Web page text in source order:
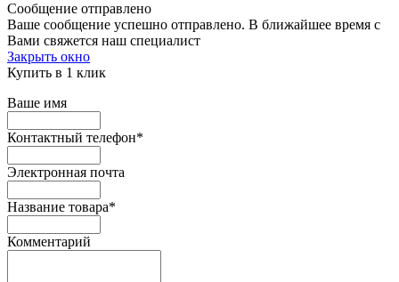
Сообщение отправлено
Ваше сообщение успешно отправлено. В ближайшее время с
Вами свяжется наш специалист
Закрыть окно
Купить в 1 клик
Ваше имя
Контактный телефон*
Электронная почта
Название товара*
Комментарий